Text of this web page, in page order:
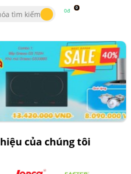
0
0đ
của chúng tôi